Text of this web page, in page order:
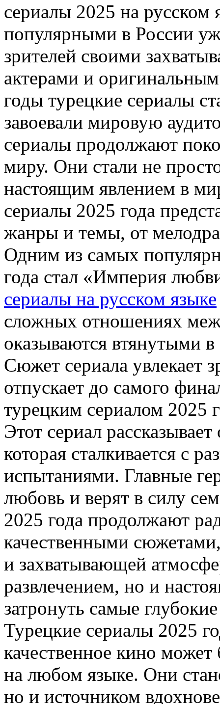
сeриaлы 2025 на русском
популярными в России
зрителей своими
актерами и
годы турецкие сериалы
завоевали мировую
сериалы продолжают
миру. Они стали не
настоящим явлением в
сериалы 2025 года
жанры и темы, от
Одним из самых
года стал «Империя
сериалы на русском языке
сложных отношениях
оказываются втянутыми
Сюжет сериала увлекает
отпускает до самого
турецким сериалом 2025
Этот сериал
которая сталкивается с
испытаниями. Главные
любовь и верят в силу
2025 года продолжают
качественными
и захватывающей
развлечением, но и
затронуть самые
Турецкие сериалы 2025
качественное кино
на любом языке. Они
но и источником